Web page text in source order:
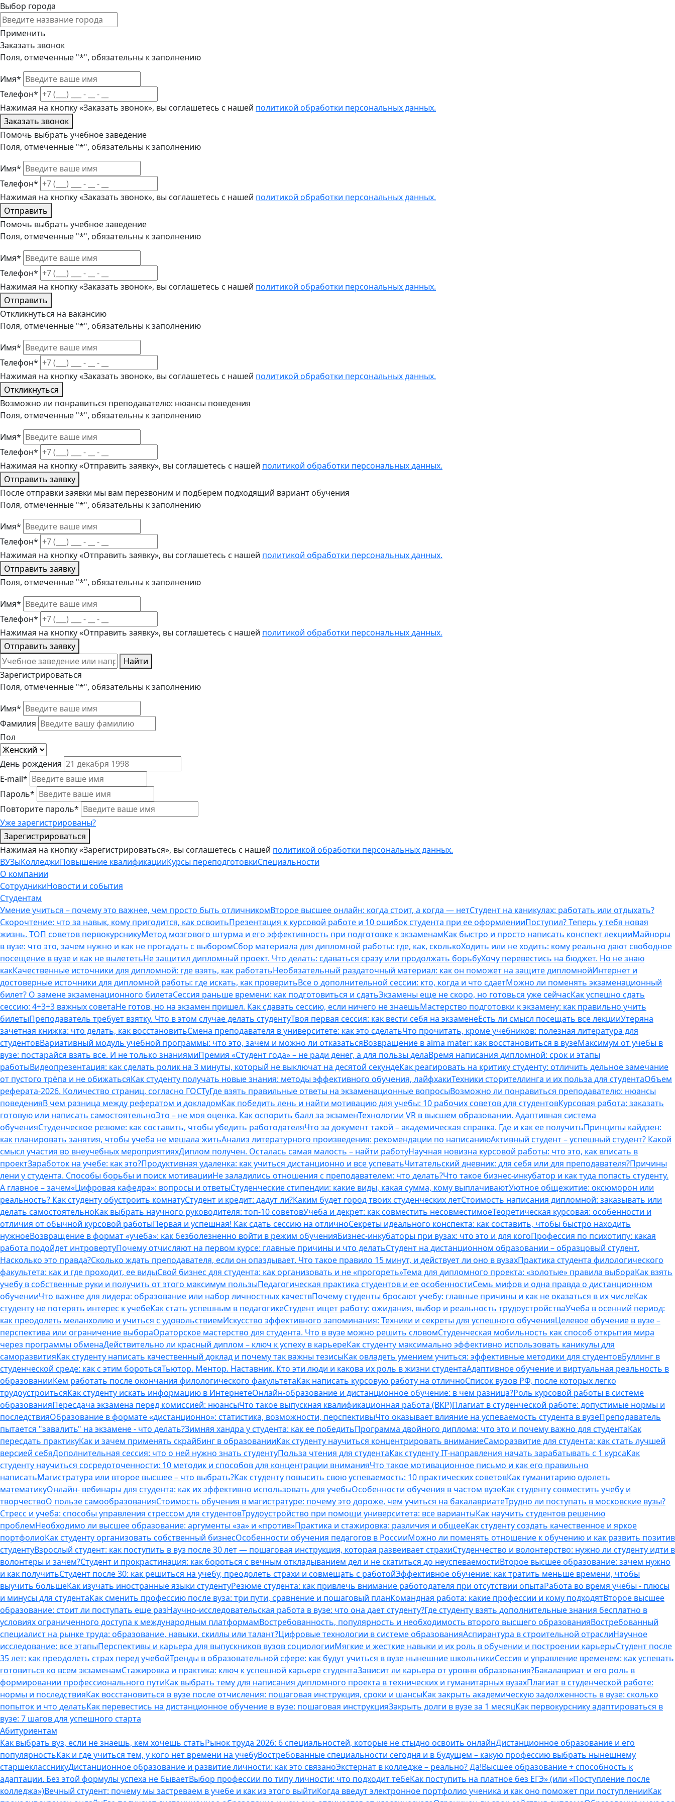
Выбор города
Применить
Заказать звонок
Поля, отмеченные "*", обязательны к заполнению
Имя*
Телефон*
Нажимая на кнопку «Заказать звонок», вы соглашетесь с нашей политикой обработки персональных данных.
Заказать звонок
Помочь выбрать учебное заведение
Поля, отмеченные "*", обязательны к заполнению
Имя*
Телефон*
Нажимая на кнопку «Заказать звонок», вы соглашетесь с нашей политикой обработки персональных данных.
Отправить
Помочь выбрать учебное заведение
Поля, отмеченные "*", обязательны к заполнению
Имя*
Телефон*
Нажимая на кнопку «Заказать звонок», вы соглашетесь с нашей политикой обработки персональных данных.
Отправить
Откликнуться на вакансию
Поля, отмеченные "*", обязательны к заполнению
Имя*
Телефон*
Нажимая на кнопку «Заказать звонок», вы соглашетесь с нашей политикой обработки персональных данных.
Откликнуться
Возможно ли понравиться преподавателю: нюансы поведения
Поля, отмеченные "*", обязательны к заполнению
Имя*
Телефон*
Нажимая на кнопку «Отправить заявку», вы соглашетесь с нашей политикой обработки персональных данных.
Отправить заявку
После отправки заявки мы вам перезвоним и подберем подходящий вариант обучения
Поля, отмеченные "*", обязательны к заполнению
Имя*
Телефон*
Нажимая на кнопку «Отправить заявку», вы соглашетесь с нашей политикой обработки персональных данных.
Отправить заявку
Поля, отмеченные "*", обязательны к заполнению
Имя*
Телефон*
Нажимая на кнопку «Отправить заявку», вы соглашетесь с нашей политикой обработки персональных данных.
Отправить заявку
Найти
Зарегистрироваться
Поля, отмеченные "*", обязательны к заполнению
Имя*
Фамилия
Пол
День рождения
E-mail*
Пароль*
Повторите пароль*
Уже зарегистрированы?
Зарегистрироваться
Нажимая на кнопку «Зарегистрироваться», вы соглашетесь с нашей политикой обработки персональных данных.
ВУЗыКолледжиПовышение квалификацииКурсы переподготовкиСпециальности
О компании
СотрудникиНовости и события
Студентам
Умение учиться – почему это важнее, чем просто быть отличникомВторое высшее онлайн: когда стоит, а когда — нетСтудент на каникулах: работать или отдыхать?
Скорочтение: что за навык, кому пригодится, как освоитьПрезентация к курсовой работе и 10 ошибок студента при ее оформленииПоступил? Теперь у тебя новая
жизнь. ТОП советов первокурсникуМетод мозгового штурма и его эффективность при подготовке к экзаменамКак быстро и просто написать конспект лекцииМайноры
в вузе: что это, зачем нужно и как не прогадать с выборомСбор материала для дипломной работы: где, как, сколькоХодить или не ходить: кому реально дают свободное
посещение в вузе и как не вылететьНе защитил дипломный проект. Что делать: сдаваться сразу или продолжать борьбуХочу перевестись на бюджет. Но не знаю
какКачественные источники для дипломной: где взять, как работатьНеобязательный раздаточный материал: как он поможет на защите дипломнойИнтернет и
достоверные источники для дипломной работы: где искать, как проверитьВсе о дополнительной сессии: кто, когда и что сдаетМожно ли поменять экзаменационный
билет? О замене экзаменационного билетаСессия раньше времени: как подготовиться и сдатьЭкзамены еще не скоро, но готовься уже сейчасКак успешно сдать
сессию: 4+3+3 важных советаНе готов, но на экзамен пришел. Как сдавать сессию, если ничего не знаешьМастерство подготовки к экзамену: как правильно учить
билетыПреподаватель требует взятку. Что в этом случае делать студентуТвоя первая сессия: как вести себя на экзаменеЕсть ли смысл посещать все лекцииУтеряна
зачетная книжка: что делать, как восстановитьСмена преподавателя в университете: как это сделатьЧто прочитать, кроме учебников: полезная литература для
студентовВариативный модуль учебной программы: что это, зачем и можно ли отказатьсяВозвращение в alma mater: как восстановиться в вузеМаксимум от учебы в
вузе: постарайся взять все. И не только знаниямиПремия «Студент года» – не ради денег, а для пользы делаВремя написания дипломной: срок и этапы
работыВидеопрезентация: как сделать ролик на 3 минуты, который не выключат на десятой секундеКак реагировать на критику студенту: отличить дельное замечание
от пустого трёпа и не обижатьсяКак студенту получать новые знания: методы эффективного обучения, лайфхакиТехники сторителлинга и их польза для студентаОбъем
реферата-2026. Количество страниц, согласно ГОСТуГде взять правильные ответы на экзаменационные вопросыВозможно ли понравиться преподавателю: нюансы
поведенияВ чем разница между рефератом и докладомКак победить лень и найти мотивацию для учебы: 10 рабочих советов для студентовКурсовая работа: заказать
готовую или написать самостоятельноЭто – не моя оценка. Как оспорить балл за экзаменТехнологии VR в высшем образовании. Адаптивная система
обученияСтуденческое резюме: как составить, чтобы убедить работодателяЧто за документ такой – академическая справка. Где и как ее получитьПринципы кайдзен:
как планировать занятия, чтобы учеба не мешала житьАнализ литературного произведения: рекомендации по написаниюАктивный студент – успешный студент? Какой
смысл участия во внеучебных мероприятияхДиплом получен. Осталась самая малость – найти работуНаучная новизна курсовой работы: что это, как вписать в
проектЗаработок на учебе: как это?Продуктивная удаленка: как учиться дистанционно и все успеватьЧитательский дневник: для себя или для преподавателя?Причины
лени у студента. Способы борьбы и поиск мотивацииНе заладились отношения с преподавателем: что делать?Что такое бизнес-инкубатор и как туда попасть студенту.
А главное – зачем«Цифровая кафедра»: вопросы и ответыСтуденческие стипендии: какие виды, какая сумма, кому выплачиваютУютное общежитие: оксюморон или
реальность? Как студенту обустроить комнатуСтудент и кредит: дадут ли?Каким будет город твоих студенческих летСтоимость написания дипломной: заказывать или
делать самостоятельноКак выбрать научного руководителя: топ-10 советовУчеба и декрет: как совместить несовместимоеТеоретическая курсовая: особенности и
отличия от обычной курсовой работыПервая и успешная! Как сдать сессию на отличноСекреты идеального конспекта: как составить, чтобы быстро находить
нужноеВозвращение в формат «учеба»: как безболезненно войти в режим обученияБизнес-инкубаторы при вузах: что это и для когоПрофессия по психотипу: какая
работа подойдет интровертуПочему отчисляют на первом курсе: главные причины и что делатьСтудент на дистанционном образовании – образцовый студент.
Насколько это правда?Сколько ждать преподавателя, если он опаздывает. Что такое правило 15 минут, и действует ли оно в вузахПрактика студента филологического
факультета: как и где проходит, ее видыСвой бизнес для студента: как организовать и не «прогореть»Тема для дипломного проекта: «золотые» правила выбораКак взять
учебу в собственные руки и получить от этого максимум пользыПедагогическая практика студентов и ее особенностиСемь мифов и одна правда о дистанционном
обученииЧто важнее для лидера: образование или набор личностных качествПочему студенты бросают учебу: главные причины и как не оказаться в их числеКак
студенту не потерять интерес к учебеКак стать успешным в педагогикеСтудент ищет работу: ожидания, выбор и реальность трудоустройстваУчеба в осенний период:
как преодолеть меланхолию и учиться с удовольствиемИскусство эффективного запоминания: Техники и секреты для успешного обученияЦелевое обучение в вузе –
перспектива или ограничение выбораОраторское мастерство для студента. Что в вузе можно решить словомСтуденческая мобильность как способ открытия мира
через программы обменаДействительно ли красный диплом – ключ к успеху в карьереКак студенту максимально эффективно использовать каникулы для
саморазвитияКак студенту написать качественный доклад и почему так важны тезисыКак овладеть умением учиться: эффективные методики для студентовБуллинг в
студенческой среде: как с этим боротьсяТьютор. Ментор. Наставник. Кто эти люди и какова их роль в жизни студентаАдаптивное обучение и виртуальная реальность в
образованииКем работать после окончания филологического факультетаКак написать курсовую работу на отличноСписок вузов РФ, после которых легко
трудоустроитьсяКак студенту искать информацию в ИнтернетеОнлайн-образование и дистанционное обучение: в чем разница?Роль курсовой работы в системе
образованияПересдача экзамена перед комиссией: нюансыЧто такое выпускная квалификационная работа (ВКР)Плагиат в студенческой работе: допустимые нормы и
последствияОбразование в формате «дистанционно»: статистика, возможности, перспективыЧто оказывает влияние на успеваемость студента в вузеПреподаватель
пытается "завалить" на экзамене - что делать?Зимняя хандра у студента: как ее победитьПрограмма двойного диплома: что это и почему важно для студентаКак
пересдать практикуКак и зачем применять скрайбинг в образованииКак студенту научиться концентрировать вниманиеСаморазвитие для студента: как стать лучшей
версией себяДополнительная сессия: что о ней нужно знать студентуПольза чтения для студентаКак студенту IT-направления начать зарабатывать с 1 курсаКак
студенту научиться сосредоточенности: 10 методик и способов для концентрации вниманияЧто такое мотивационное письмо и как его правильно
написатьМагистратура или второе высшее – что выбрать?Как студенту повысить свою успеваемость: 10 практических советовКак гуманитарию одолеть
математикуОнлайн- вебинары для студента: как их эффективно использовать для учебыОсобенности обучения в частом вузеКак студенту совместить учебу и
творчествоО пользе самообразованияСтоимость обучения в магистратуре: почему это дороже, чем учиться на бакалавриатеТрудно ли поступать в московские вузы?
Стресс и учеба: способы управления стрессом для студентовТрудоустройство при помощи университета: все вариантыКак научить студентов решению
проблемНеобходимо ли высшее образование: аргументы «за» и «против»Практика и стажировка: различия и общееКак студенту создать качественное и яркое
портфолиоКак студенту организовать собственный бизнесОсобенности обучения педагогов в РоссииМожно ли поменять отношение к обучению и как развить позитив
студентуВзрослый студент: как поступить в вуз после 30 лет — пошаговая инструкция, которая развеивает страхиСтуденчество и волонтерство: нужно ли cтуденту идти в
волонтеры и зачем?Студент и прокрастинация: как бороться с вечным откладыванием дел и не скатиться до неуспеваемостиВторое высшее образование: зачем нужно
и как получитьСтудент после 30: как решиться на учебу, преодолеть страхи и совмещать с работойЭффективное обучение: как тратить меньше времени, чтобы
выучить большеКак изучать иностранные языки студентуРезюме студента: как привлечь внимание работодателя при отсутствии опытаРабота во время учебы - плюсы
и минусы для студентаКак сменить профессию после вуза: три пути, сравнение и пошаговый планКомандная работа: какие профессии и кому подходятВторое высшее
образование: стоит ли поступать еще разНаучно-исследовательская работа в вузе: что она дает студенту?Где студенту взять дополнительные знания бесплатно в
условиях ограниченного доступа к международным платформамВостребованность, популярность и необходимость второго высшего образованияВостребованный
специалист на рынке труда: образование, навыки, скиллы или талант?Цифровые технологии в системе образованияАспирантура в строительной отраслиНаучное
исследование: все этапыПерспективы и карьера для выпускников вузов социологииМягкие и жесткие навыки и их роль в обучении и построении карьерыСтудент после
35 лет: как преодолеть страх перед учебойТренды в образовательной сфере: как будут учиться в вузе нынешние школьникиСессия и управление временем: как успевать
готовиться ко всем экзаменамСтажировка и практика: ключ к успешной карьере студентаЗависит ли карьера от уровня образования?Бакалавриат и его роль в
формировании профессионального путиКак выбрать тему для написания дипломного проекта в технических и гуманитарных вузахПлагиат в студенческой работе:
нормы и последствияКак восстановиться в вузе после отчисления: пошаговая инструкция, сроки и шансыКак закрыть академическую задолженность в вузе: сколько
попыток и что делатьКак перевестись на дистанционное обучение в вузе: пошаговая инструкцияЗакрыть долги в вузе за 1 месяцКак первокурснику адаптироваться в
вузе: 7 шагов для успешного старта
Абитуриентам
Как выбрать вуз, если не знаешь, кем хочешь статьРынок труда 2026: 6 специальностей, которые не стыдно освоить онлайнДистанционное образование и его
популярностьКак и где учиться тем, у кого нет времени на учебуВостребованные специальности сегодня и в будущем – какую профессию выбрать нынешнему
старшеклассникуДистанционное образование и развитие личности: как это связаноЭкстернат в колледже – реально? Да!Высшее образование + способность к
адаптации. Без этой формулы успеха не бываетВыбор профессии по типу личности: что подходит тебеКак поступить на платное без ЕГЭ» (или «Поступление после
колледжа»)Вечный студент: почему мы застреваем в учебе и как из этого выйтиКогда введут электронное портфолио ученика и как оно поможет при поступленииКак